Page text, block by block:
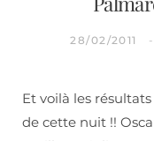
28/02/2011
Et voilà les
de cette nuit !!